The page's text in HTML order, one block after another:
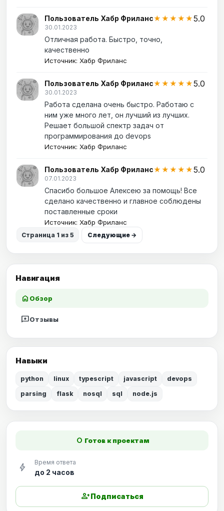
Навигация
home Обзор
reviewsОтзывы
Навыки
python linux typescript javascript
devops
parsing
flask nosql sql node.js
Пользователь Хабр Фриланс★★★★★5.0
30.01.2023
Отличная работа. Быстро, точно,
качественно
Источник: Хабр Фриланс
Пользователь Хабр Фриланс★★★★★5.0
30.01.2023
Работа сделана очень быстро. Работаю с
ним уже много лет, он лучший из лучших.
Решает большой спектр задач от
программирования до devops
Источник: Хабр Фриланс
Пользователь Хабр Фриланс★★★★★5.0
07.01.2023
Спасибо большое Алексею за помощь! Все
сделано качественно и главное соблюдены
поставленные сроки
Источник: Хабр Фриланс
Страница 1 из 5 Следующие →
fiber_manual_record Готов к проектам
bolt Время ответа
до 2 часов
person_addПодписаться